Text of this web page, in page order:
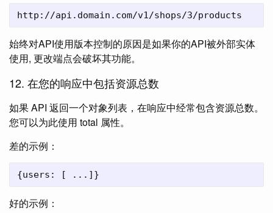
始终对API使用版本控制的原因是如果你的API被外部实体
使用, 更改端点会破坏其功能。
12. 在您的响应中包括资源总数
如果 API 返回一个对象列表，在响应中经常包含资源总数。
您可以为此使用 total 属性。
差的示例：
好的示例：